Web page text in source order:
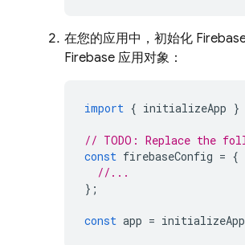
在您的应用中，初始化
Firebase 应用对象：
import { initializeApp }
// TODO: Replace the
const firebaseConfig = {
//...
};
const app = initializeApp